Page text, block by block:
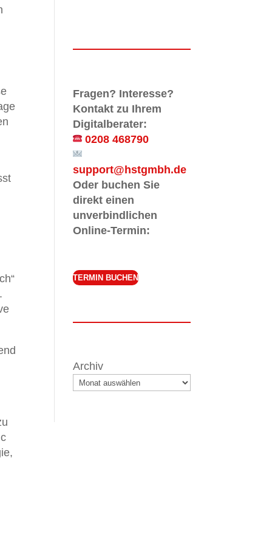
Fragen? Interesse?
Kontakt zu Ihrem
Digitalberater:
0208 468790
support@hstgmbh.de
Oder buchen Sie
direkt einen
unverbindlichen
Online-Termin:
TERMIN BUCHEN
Archiv